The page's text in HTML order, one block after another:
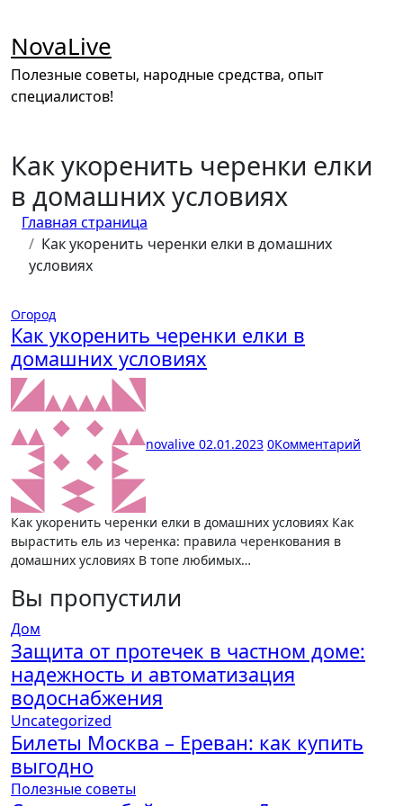
содержимому
NovaLive
Полезные советы, народные средства, опыт
специалистов!
Как укоренить черенки елки
в домашних условиях
Главная страница
Как укоренить черенки елки в домашних
условиях
Огород
Как укоренить черенки елки в
домашних условиях
novalive 02.01.2023 0Комментарий
Как укоренить черенки елки в домашних условиях Как
вырастить ель из черенка: правила черенкования в
домашних условиях В топе любимых…
Вы пропустили
Дом
Защита от протечек в частном доме:
надежность и автоматизация
водоснабжения
Uncategorized
Билеты Москва – Ереван: как купить
выгодно
Полезные советы